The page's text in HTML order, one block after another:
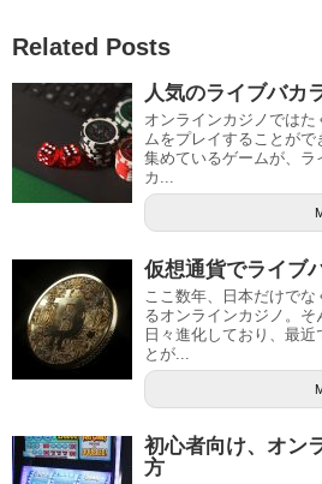
Related Posts
人気のライブバカ
オンラインカジノでは
ムをプレイすることが
集めているゲームが、
カ...
仮想通貨でライブ
ここ数年、日本だけで
るオンラインカジノ。
日々進化しており、最
とが...
初心者向け、オン
方